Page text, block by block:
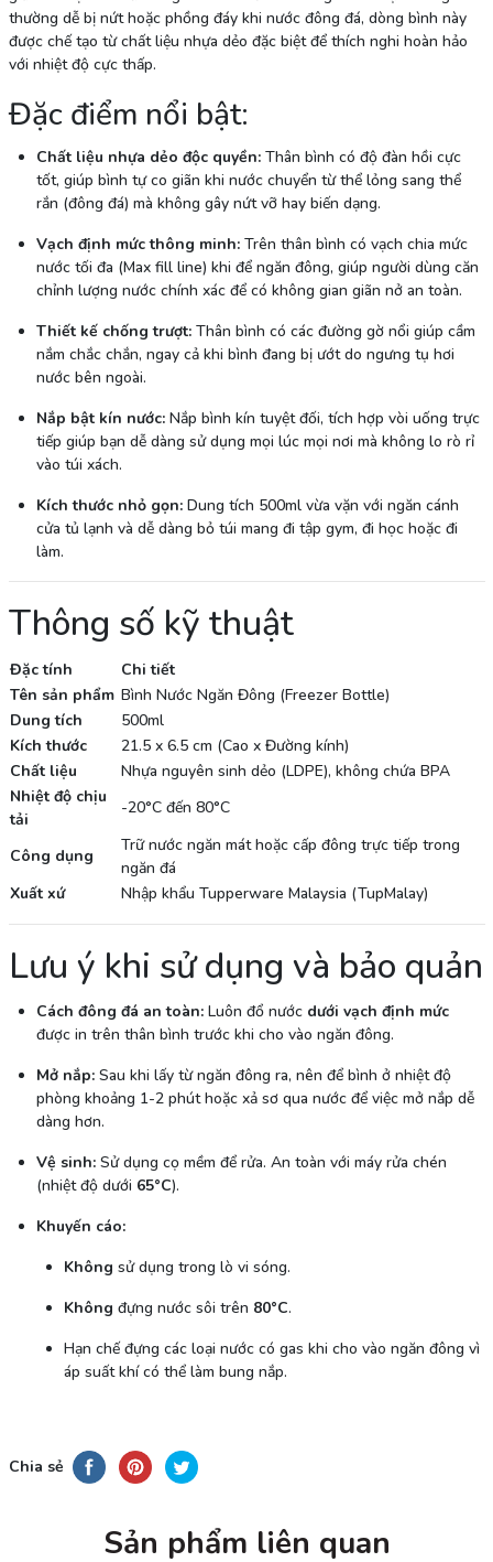
thường dễ bị nứt hoặc phồng đáy khi nước đông đá, dòng bình này
được chế tạo từ chất liệu nhựa dẻo đặc biệt để thích nghi hoàn hảo
với nhiệt độ cực thấp.
Đặc điểm nổi bật:
Chất liệu nhựa dẻo độc quyền:Thân bình có độ đàn hồi cực
tốt, giúp bình tự co giãn khi nước chuyển từ thể lỏng sang thể
rắn (đông đá) mà không gây nứt vỡ hay biến dạng.
Vạch định mức thông minh:Trên thân bình có vạch chia mức
nước tối đa (Max fill line) khi để ngăn đông, giúp người dùng căn
chỉnh lượng nước chính xác để có không gian giãn nở an toàn.
Thiết kế chống trượt:Thân bình có các đường gờ nổi giúp cầm
nắm chắc chắn, ngay cả khi bình đang bị ướt do ngưng tụ hơi
nước bên ngoài.
Nắp bật kín nước:Nắp bình kín tuyệt đối, tích hợp vòi uống trực
tiếp giúp bạn dễ dàng sử dụng mọi lúc mọi nơi mà không lo rò rỉ
vào túi xách.
Kích thước nhỏ gọn:Dung tích 500ml vừa vặn với ngăn cánh
cửa tủ lạnh và dễ dàng bỏ túi mang đi tập gym, đi học hoặc đi
làm.
Thông số kỹ thuật
Đặc tính
Chi tiết
Tên sản phẩm Bình Nước Ngăn Đông (Freezer Bottle)
Dung tích
500ml
Kích thước
21.5 x 6.5 cm (Cao x Đường kính)
Chất liệu
Nhựa nguyên sinh dẻo (LDPE), không chứa BPA
Nhiệt độ chịu
tải
-20°C đến 80°C
Công dụng
Trữ nước ngăn mát hoặc cấp đông trực tiếp trong
ngăn đá
Xuất xứ
Nhập khẩu Tupperware Malaysia (TupMalay)
Lưu ý khi sử dụng và bảo quản
Cách đông đá an toàn:Luôn đổ nước dưới vạch định mức
được in trên thân bình trước khi cho vào ngăn đông.
Mở nắp:Sau khi lấy từ ngăn đông ra, nên để bình ở nhiệt độ
phòng khoảng 1-2 phút hoặc xả sơ qua nước để việc mở nắp dễ
dàng hơn.
Vệ sinh:Sử dụng cọ mềm để rửa. An toàn với máy rửa chén
(nhiệt độ dưới 65°C).
Khuyến cáo:
Không sử dụng trong lò vi sóng.
Không đựng nước sôi trên 80°C.
Hạn chế đựng các loại nước có gas khi cho vào ngăn đông vì
áp suất khí có thể làm bung nắp.
Chia sẻ
Sản phẩm liên quan